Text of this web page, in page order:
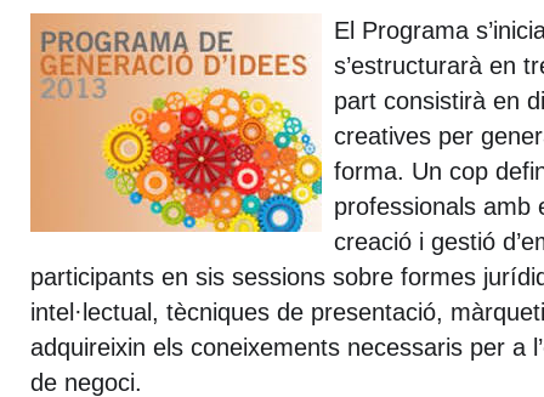
El Programa
s’estructurarà en
part consistirà en
creatives per
forma. Un cop
professionals amb
creació i gestió
participants en sis sessions sobre formes
intel·lectual, tècniques de presentació,
adquireixin els coneixements necessaris per a
de negoci.